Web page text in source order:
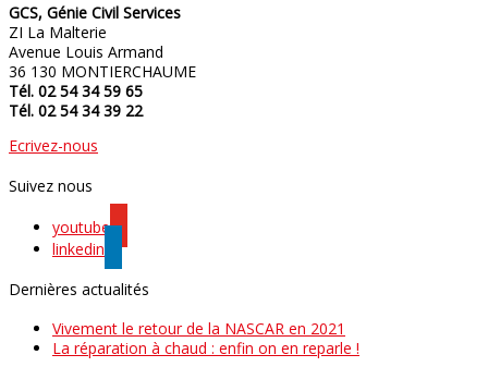
GCS, Génie Civil Services
ZI La Malterie
Avenue Louis Armand
36 130 MONTIERCHAUME
Tél. 02 54 34 59 65
Tél. 02 54 34 39 22
Ecrivez-nous
Suivez nous
youtube
linkedin
Dernières actualités
Vivement le retour de la NASCAR en 2021
La réparation à chaud : enfin on en reparle !